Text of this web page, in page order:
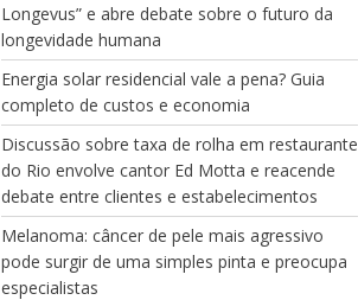
Longevus” e abre debate sobre o futuro da
longevidade humana
Energia solar residencial vale a pena? Guia
completo de custos e economia
Discussão sobre taxa de rolha em restaurante
do Rio envolve cantor Ed Motta e reacende
debate entre clientes e estabelecimentos
Melanoma: câncer de pele mais agressivo
pode surgir de uma simples pinta e preocupa
especialistas